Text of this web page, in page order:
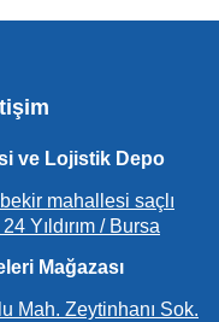
ve Lojistik Depo
mahallesi saçlı
Yıldırım / Bursa
Mağazası
Mah. Zeytinhanı Sok.